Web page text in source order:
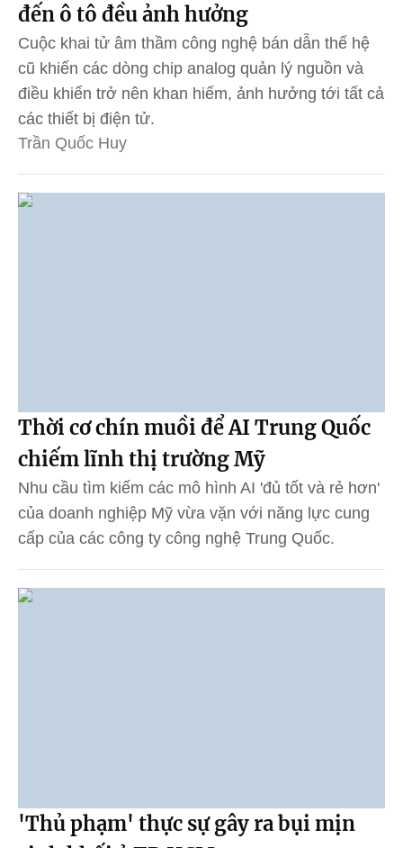
đến ô tô đều ảnh hưởng
Cuộc khai tử âm thầm công nghệ bán dẫn thế hệ
cũ khiến các dòng chip analog quản lý nguồn và
điều khiển trở nên khan hiếm, ảnh hưởng tới tất cả
các thiết bị điện tử.
Trần Quốc Huy
Thời cơ chín muồi để AI Trung Quốc
chiếm lĩnh thị trường Mỹ
Nhu cầu tìm kiếm các mô hình AI 'đủ tốt và rẻ hơn'
của doanh nghiệp Mỹ vừa vặn với năng lực cung
cấp của các công ty công nghệ Trung Quốc.
'Thủ phạm' thực sự gây ra bụi mịn